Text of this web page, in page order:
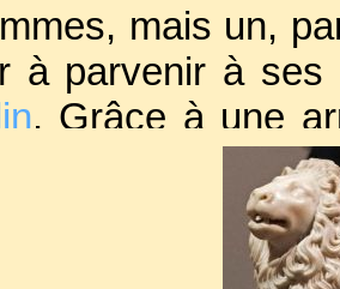
mais un,
à parvenir à
. Grâce à une
et encadrée,
les Anglais furent
se hâtait de